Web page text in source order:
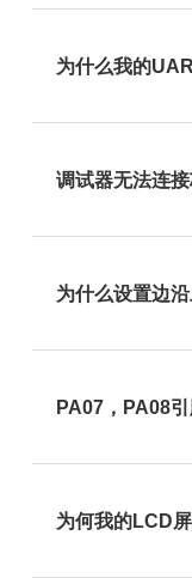
为什么我的
调试器无法连
为什么设置边
PA07，PA08
为何我的LCD